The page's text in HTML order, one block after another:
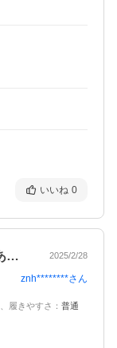
いいね 0
子供用に購入しました。穴が１ヶ所あいて… 2025/2/28
znh********さん
履きやすさ ： 普通